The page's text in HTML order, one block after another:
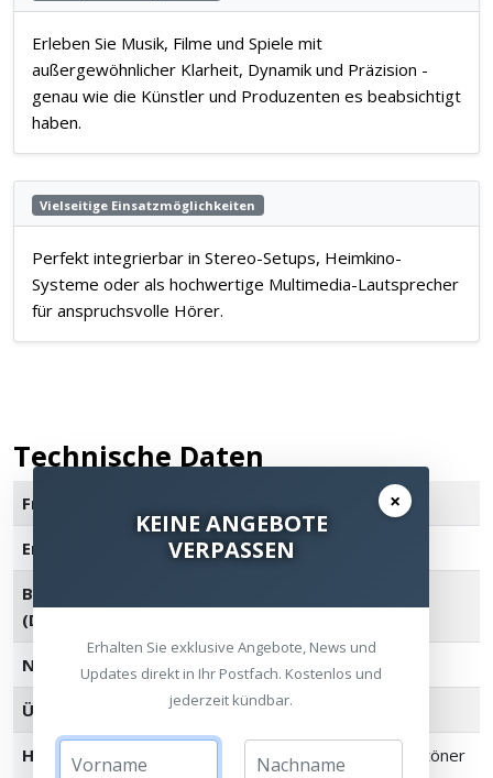
Erleben Sie Musik, Filme und Spiele mit
außergewöhnlicher Klarheit, Dynamik und Präzision -
genau wie die Künstler und Produzenten es beabsichtigt
haben.
Vielseitige Einsatzmöglichkeiten
Perfekt integrierbar in Stereo-Setups, Heimkino-
Systeme oder als hochwertige Multimedia-Lautsprecher
für anspruchsvolle Hörer.
Technische Daten
Frequenzgang
Empfindlichkeit 92dB @ 2.83V / 1m
Belastbarkeit
(Dauerhaft/Spitze)
Nennimpedanz 8 Ohm kompatibel
Übergangsfrequenz 1530Hz
Hochtöner
1" Titan LTS belüfteter Hochtöner
×
KEINE ANGEBOTE
VERPASSEN
Erhalten Sie exklusive Angebote, News und
Updates direkt in Ihr Postfach. Kostenlos und
jederzeit kündbar.